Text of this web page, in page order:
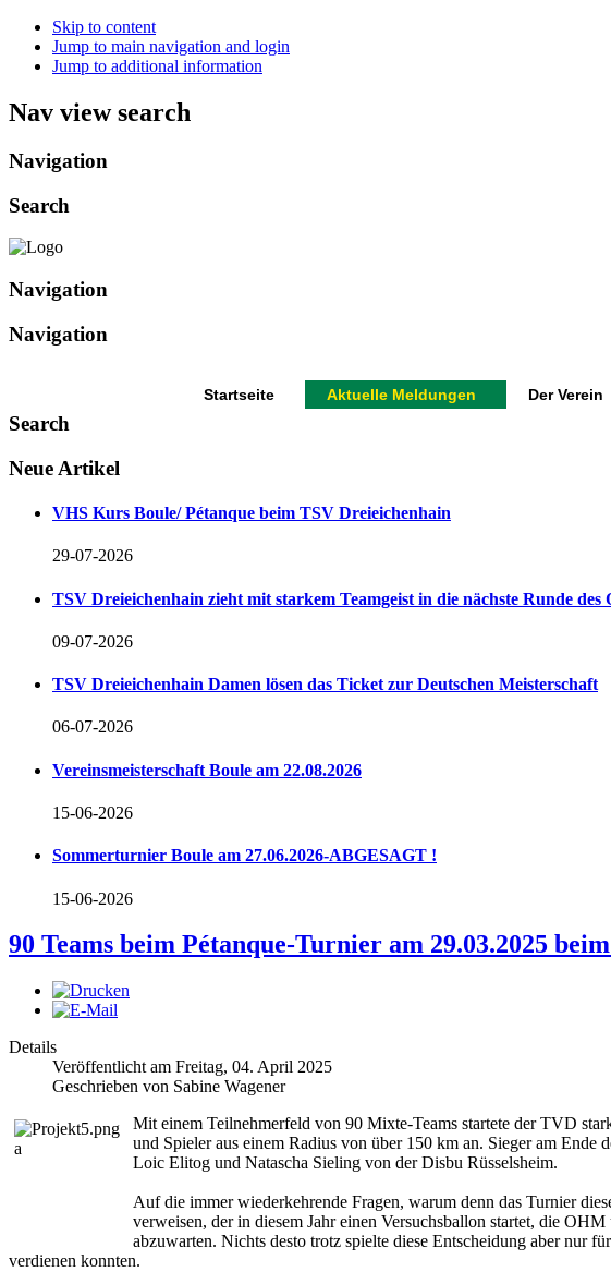
Skip to content
Jump to main navigation and login
Jump to additional information
Nav view search
Navigation
Search
Navigation
Navigation
Startseite Aktuelle Meldungen Der Verein
Search
Neue Artikel
VHS Kurs Boule/ Pétanque beim TSV Dreieichenhain
29-07-2026
TSV Dreieichenhain zieht mit starkem Teamgeist in die nächste Runde des
09-07-2026
TSV Dreieichenhain Damen lösen das Ticket zur Deutschen Meisterschaft
06-07-2026
Vereinsmeisterschaft Boule am 22.08.2026
15-06-2026
Sommerturnier Boule am 27.06.2026-ABGESAGT !
15-06-2026
90 Teams beim Pétanque-Turnier am 29.03.2025
Details
Veröffentlicht am Freitag, 04. April 2025
Geschrieben von Sabine Wagener
Mit einem Teilnehmerfeld von 90 Mixte-Teams startete der TVD
und Spieler aus einem Radius von über 150 km an. Sieger am
Loic Elitog und Natascha Sieling von der Disbu Rüsselsheim.
Auf die immer wiederkehrende Fragen, warum denn das Turnier
verweisen, der in diesem Jahr einen Versuchsballon startet, die
abzuwarten. Nichts desto trotz spielte diese Entscheidung aber nur
verdienen konnten.